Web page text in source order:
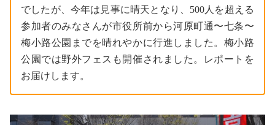
でしたが、今年は見事に晴天となり、500人を超える
参加者のみなさんが市役所前から河原町通〜七条〜
梅小路公園までを晴れやかに行進しました。梅小路
公園では野外フェスも開催されました。レポートを
お届けします。